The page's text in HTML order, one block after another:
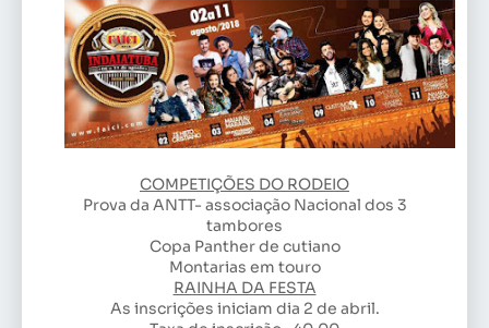
COMPETIÇÕES DO RODEIO
Prova da ANTT- associação Nacional dos 3
tambores
Copa Panther de cutiano
Montarias em touro
RAINHA DA FESTA
As inscrições iniciam dia 2 de abril.